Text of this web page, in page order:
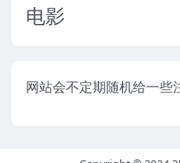
电影
网站会不定期随机给一些